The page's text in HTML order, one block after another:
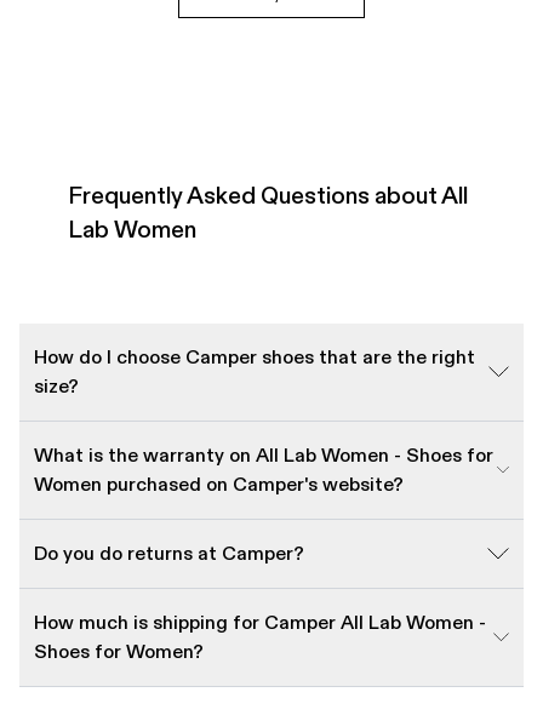
Frequently Asked Questions about All
Lab Women
How do I choose Camper shoes that are the right
size?
What is the warranty on All Lab Women - Shoes for
Women purchased on Camper's website?
Do you do returns at Camper?
How much is shipping for Camper All Lab Women -
Shoes for Women?